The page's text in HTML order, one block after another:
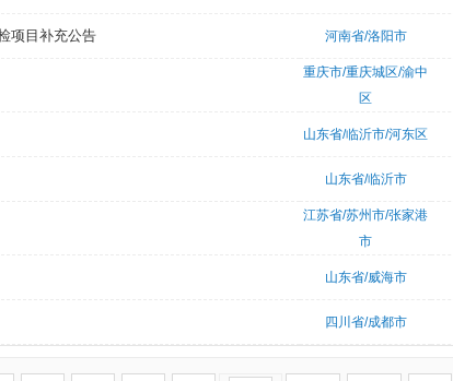
项目补充公告 河南省/洛阳市
重庆市/重庆城区/渝中
区
山东省/临沂市/河东区
山东省/临沂市
江苏省/苏州市/张家港
市
山东省/威海市
四川省/成都市